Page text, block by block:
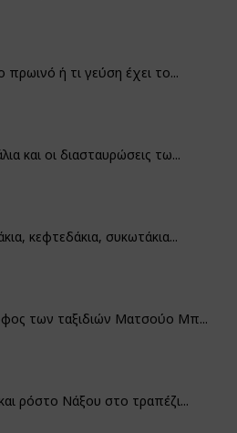
πρωινό ή τι γεύση έχει το...
και οι διασταυρώσεις τω...
κεφτεδάκια, συκωτάκια...
των ταξιδιών Ματσούο Μπ...
ρόστο Νάξου στο τραπέζι...